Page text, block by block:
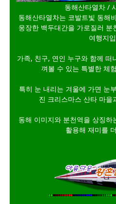
동해산타열차 /
동해산타열차는 코발트빛 동해
웅장한 백두대간을 가로질러 분
여행지
가족, 친구, 연인 누구와 함께 떠
껴볼 수 있는 특별한 체
특히 눈 내리는 겨울에 가면 눈
진 크리스마스 산타 마을
동해 이미지와 분천역을 상징
활용해 재미를